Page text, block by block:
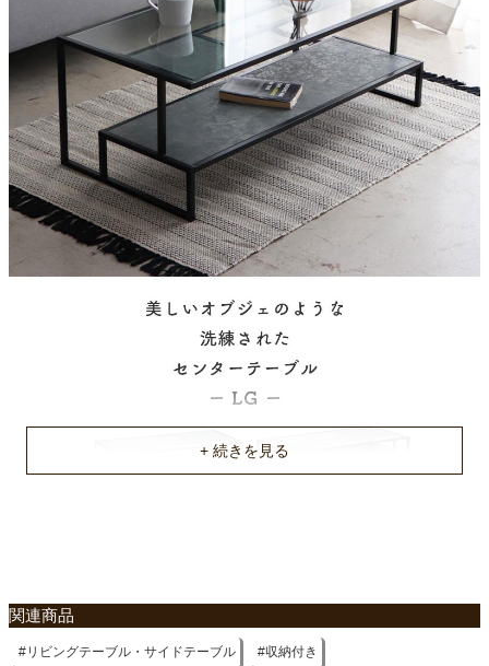
ブラウン：ウォールナット突板、コンクリート：PVC
原産国
台湾
関連商品
リビングテーブル・サイドテーブル 収納付き